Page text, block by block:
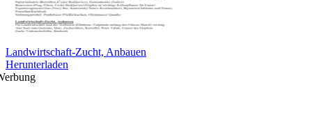
Landwirtschaft-Zucht, Anbauen
Herunterladen